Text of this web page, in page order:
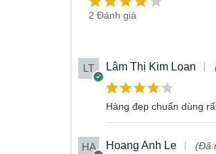
Rated
of 5
based
custom
ratings
2 Đánh giá
Lâm Thị Kim Loan
Rated4
out of 5
based
02
02
Hàng đẹp chuẩn dùng
Hoang Anh Le (Đã